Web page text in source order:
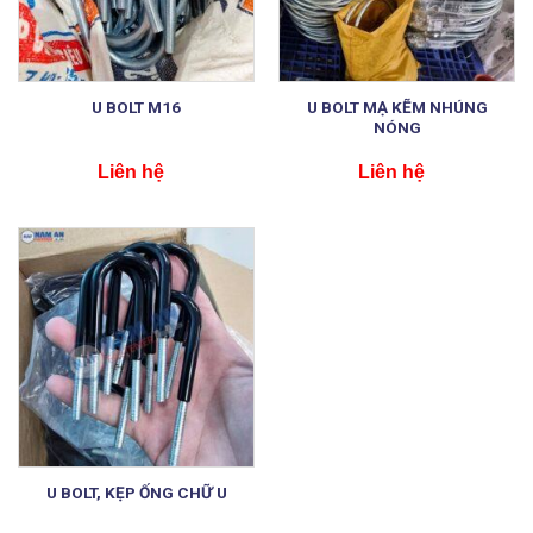
U BOLT M16
Liên hệ
U BOLT MẠ KẼM NHÚNG
NÓNG
Liên hệ
U BOLT, KẸP ỐNG CHỮ U